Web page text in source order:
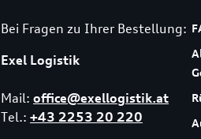
Bei Fragen zu Ihrer Bestellung:
Exel Logistik
Mail: office@exellogistik.at
Tel.: +43 2253 20 220